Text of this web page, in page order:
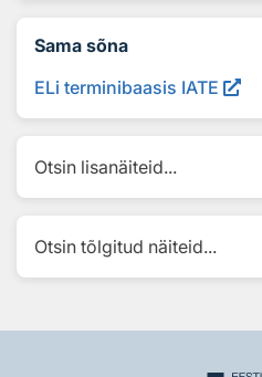
Sama sõna
ELi terminibaasis IATE
Otsin lisanäiteid...
Otsin tõlgitud näiteid...